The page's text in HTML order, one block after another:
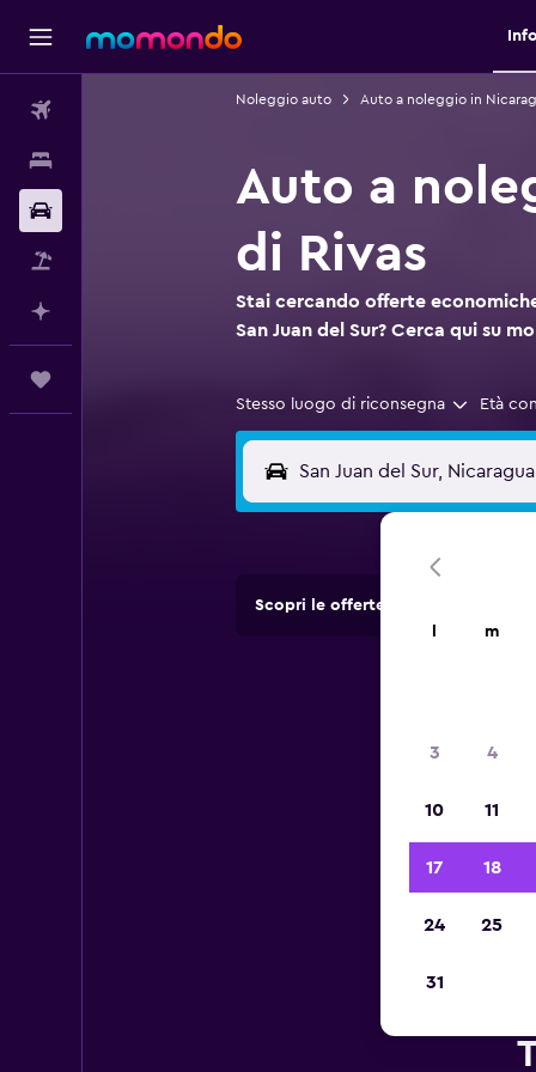
Noleggio auto Auto a noleggio in
Auto a
di Rivas
Stai cercando offerte
San Juan del Sur? Cerca qui su
Stesso luogo di riconsegna Età
Scopri le offerte di agenzie di
m
3 4
10 11
17 18
24 25
31